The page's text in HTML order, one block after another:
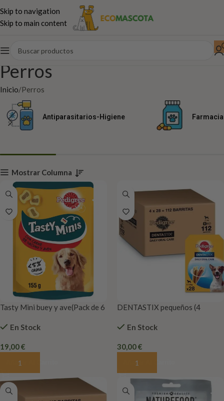
Skip to navigation
Skip to main content
Perros
Inicio Perros
Antiparasitarios-Higiene
Mostrar Columna
Tasty Mini buey y ave(Pack de 6
En Stock
19,00€
Añadir Al Carrito
DENTASTIX pequeños (4
En Stock
30,00€
Añadir Al Carrito